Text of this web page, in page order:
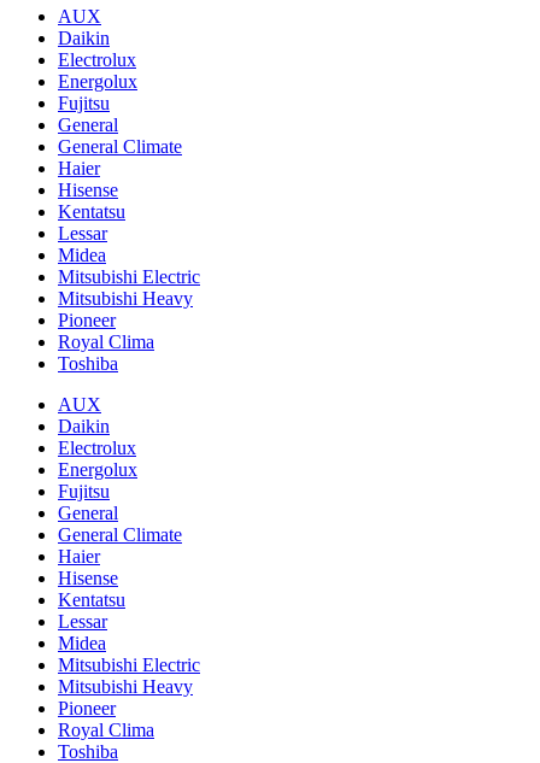
AUX
Daikin
Electrolux
Energolux
Fujitsu
General
General Climate
Haier
Hisense
Kentatsu
Lessar
Midea
Mitsubishi Electric
Mitsubishi Heavy
Pioneer
Royal Clima
Toshiba
AUX
Daikin
Electrolux
Energolux
Fujitsu
General
General Climate
Haier
Hisense
Kentatsu
Lessar
Midea
Mitsubishi Electric
Mitsubishi Heavy
Pioneer
Royal Clima
Toshiba